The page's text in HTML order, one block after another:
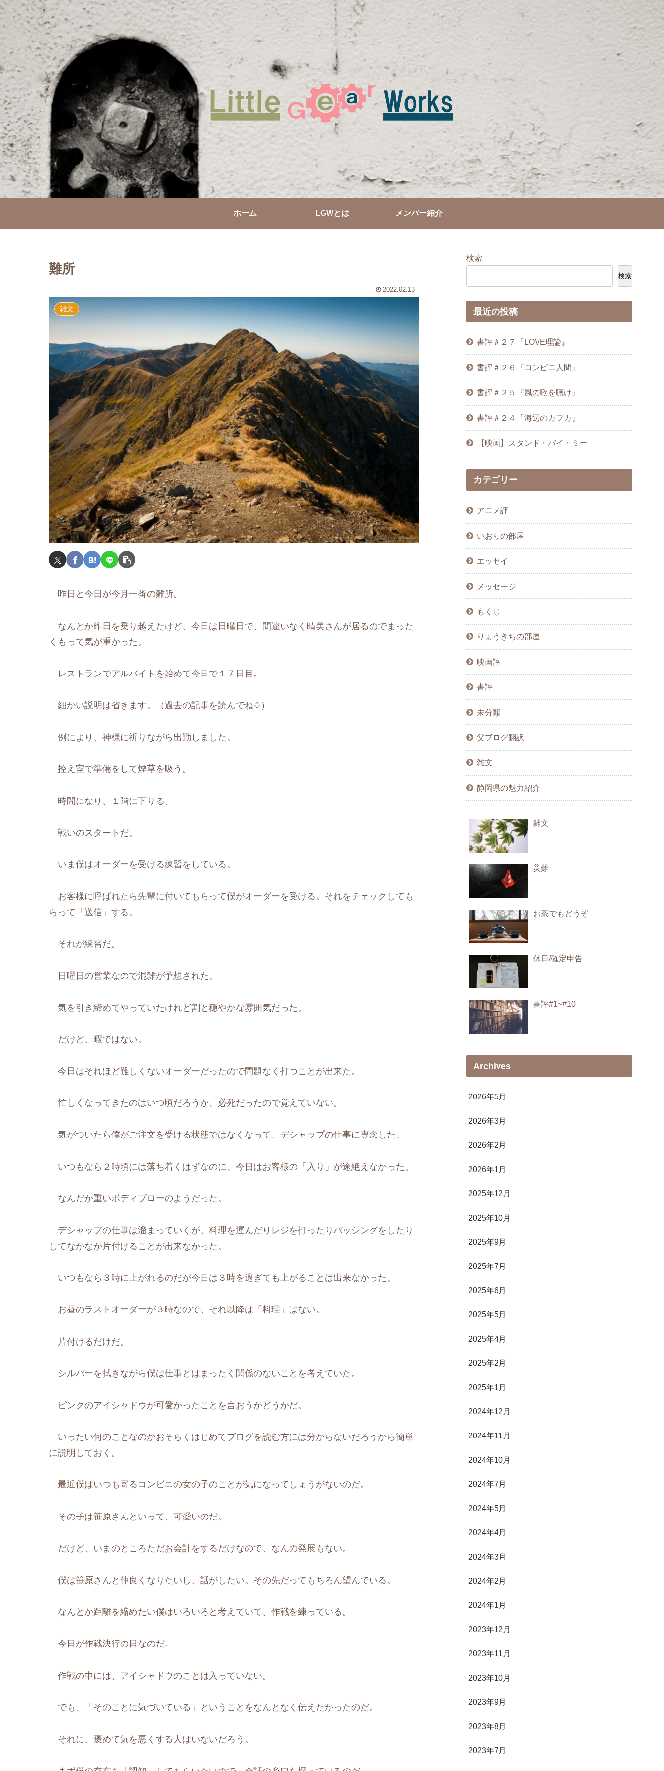
ホーム LGWとは メンバー紹介
難所
2022.02.13
雑文
昨日と今日が今月一番の難所。
なんとか昨日を乗り越えたけど、今日は日曜日で、間違いなく晴美さんが居るのでまった
くもって気が重かった。
レストランでアルバイトを始めて今日で１７日目。
細かい説明は省きます。（過去の記事を読んでね✩）
例により、神様に祈りながら出勤しました。
控え室で準備をして煙草を吸う。
時間になり、１階に下りる。
戦いのスタートだ。
いま僕はオーダーを受ける練習をしている。
お客様に呼ばれたら先輩に付いてもらって僕がオーダーを受ける。それをチェックしても
らって「送信」する。
それが練習だ。
日曜日の営業なので混雑が予想された。
気を引き締めてやっていたけれど割と穏やかな雰囲気だった。
だけど、暇ではない。
今日はそれほど難しくないオーダーだったので問題なく打つことが出来た。
忙しくなってきたのはいつ頃だろうか、必死だったので覚えていない。
気がついたら僕がご注文を受ける状態ではなくなって、デシャップの仕事に専念した。
いつもなら２時頃には落ち着くはずなのに、今日はお客様の「入り」が途絶えなかった。
なんだか重いボディブローのようだった。
デシャップの仕事は溜まっていくが、料理を運んだりレジを打ったりバッシングをしたり
してなかなか片付けることが出来なかった。
いつもなら３時に上がれるのだが今日は３時を過ぎても上がることは出来なかった。
お昼のラストオーダーが３時なので、それ以降は「料理」はない。
片付けるだけだ。
シルバーを拭きながら僕は仕事とはまったく関係のないことを考えていた。
ピンクのアイシャドウが可愛かったことを言おうかどうかだ。
いったい何のことなのかおそらくはじめてブログを読む方には分からないだろうから簡単
に説明しておく。
最近僕はいつも寄るコンビニの女の子のことが気になってしょうがないのだ。
その子は笹原さんといって、可愛いのだ。
だけど、いまのところただお会計をするだけなので、なんの発展もない。
僕は笹原さんと仲良くなりたいし、話がしたい。その先だってもちろん望んでいる。
なんとか距離を縮めたい僕はいろいろと考えていて、作戦を練っている。
今日が作戦決行の日なのだ。
作戦の中には、アイシャドウのことは入っていない。
でも、「そのことに気づいている」ということをなんとなく伝えたかったのだ。
それに、褒めて気を悪くする人はいないだろう。
検索
検索
最近の投稿
書評＃２７『LOVE理論』
書評＃２６『コンビニ人間』
書評＃２５『風の歌を聴け』
書評＃２４『海辺のカフカ』
【映画】スタンド・バイ・ミー
カテゴリー
アニメ評
いおりの部屋
エッセイ
メッセージ
もくじ
りょうきちの部屋
映画評
書評
未分類
父ブログ翻訳
雑文
静岡県の魅力紹介
雑文
災難
お茶でもどうぞ
休日/確定申告
書評#1~#10
Archives
2026年5月
2026年3月
2026年2月
2026年1月
2025年12月
2025年10月
2025年9月
2025年7月
2025年6月
2025年5月
2025年4月
2025年2月
2025年1月
2024年12月
2024年11月
2024年10月
2024年7月
2024年5月
2024年4月
2024年3月
2024年2月
2024年1月
2023年12月
2023年11月
2023年10月
2023年9月
2023年8月
2023年7月